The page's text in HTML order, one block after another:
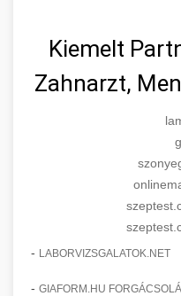
Kiemelt
Zahnarzt,
- LABORVIZSGALATOK.NET
- GIAFORM.HU